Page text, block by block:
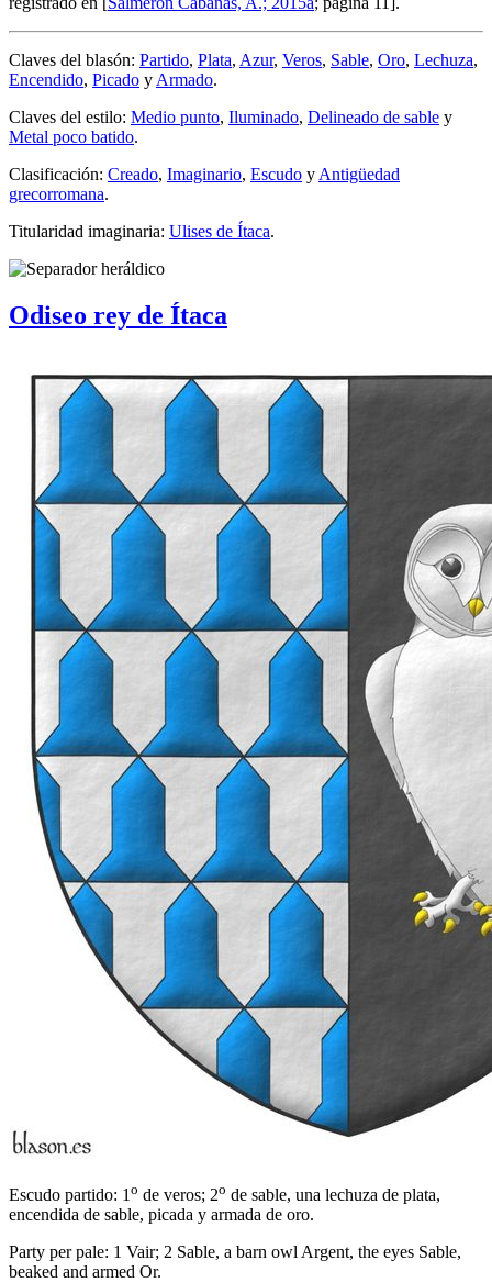
Claves del blasón: Partido, Plata, Azur, Veros, Sable, Oro, Lechuza,
Encendido, Picado y Armado.
Claves del estilo: Medio punto, Iluminado, Delineado de sable y
Metal poco batido.
Clasificación: Creado, Imaginario, Escudo y Antigüedad
grecorromana.
Titularidad imaginaria: Ulises de Ítaca.
Odiseo rey de Ítaca
Escudo partido: 1 o de veros; 2o de sable, una lechuza de plata,
encendida de sable, picada y armada de oro.
Party per pale: 1 Vair; 2 Sable, a barn owl Argent, the eyes Sable,
beaked and armed Or.